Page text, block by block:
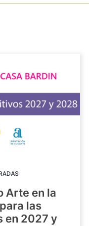
Arte en la
las
en 2027 y